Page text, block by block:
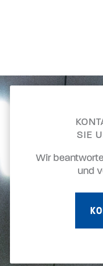
SIE
Wir
und